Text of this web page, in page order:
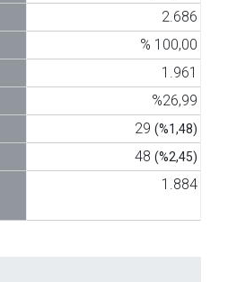
2.686
% 100,00
1.961
%26,99
29 (%1,48)
48 (%2,45)
1.884